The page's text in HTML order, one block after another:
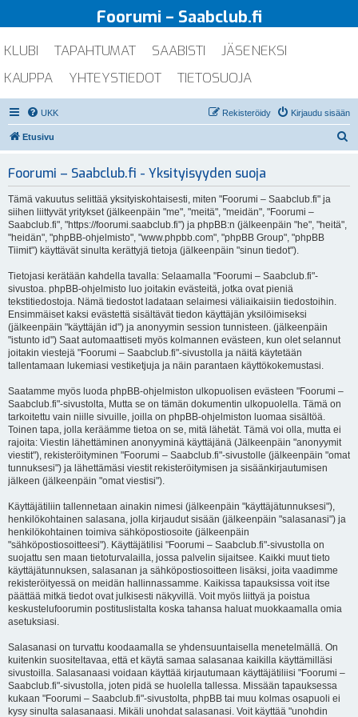
Foorumi – Saabclub.fi
KLUBI TAPAHTUMAT SAABISTI
JÄSENEKSI
KAUPPA
YHTEYSTIEDOT TIETOSUOJA
UKK Kirjaudu sisään
Rekisteröidy
Etusivu
Foorumi – Saabclub.fi - Yksityisyyden suoja
Tämä vakuutus selittää yksityiskohtaisesti, miten "Foorumi – Saabclub.fi" ja
siihen liittyvät yritykset (jälkeenpäin "me", "meitä", "meidän", "Foorumi –
Saabclub.fi", "https://foorumi.saabclub.fi") ja phpBB:n (jälkeenpäin "he", "heitä",
"heidän", "phpBB-ohjelmisto", "www.phpbb.com", "phpBB Group", "phpBB
Tiimit") käyttävät sinulta kerättyjä tietoja (jälkeenpäin "sinun tiedot").
Tietojasi kerätään kahdella tavalla: Selaamalla "Foorumi – Saabclub.fi"-
sivustoa. phpBB-ohjelmisto luo joitakin evästeitä, jotka ovat pieniä
tekstitiedostoja. Nämä tiedostot ladataan selaimesi väliaikaisiin tiedostoihin.
Ensimmäiset kaksi evästettä sisältävät tiedon käyttäjän yksilöimiseksi
(jälkeenpäin "käyttäjän id") ja anonyymin session tunnisteen. (jälkeenpäin
"istunto id") Saat automaattiseti myös kolmannen evästeen, kun olet selannut
joitakin viestejä "Foorumi – Saabclub.fi"-sivustolla ja näitä käytetään
tallentamaan lukemiasi vestiketjuja ja näin parantaen käyttökokemustasi.
Saatamme myös luoda phpBB-ohjelmiston ulkopuolisen evästeen "Foorumi –
Saabclub.fi"-sivustolta, Mutta se on tämän dokumentin ulkopuolella. Tämä on
tarkoitettu vain niille sivuille, joilla on phpBB-ohjelmiston luomaa sisältöä.
Toinen tapa, jolla keräämme tietoa on se, mitä lähetät. Tämä voi olla, mutta ei
rajoita: Viestin lähettäminen anonyyminä käyttäjänä (Jälkeenpäin "anonyymit
viestit"), rekisteröityminen "Foorumi – Saabclub.fi"-sivustolle (jälkeenpäin "omat
tunnuksesi") ja lähettämäsi viestit rekisteröitymisen ja sisäänkirjautumisen
jälkeen (jälkeenpäin "omat viestisi").
Käyttäjätiliin tallennetaan ainakin nimesi (jälkeenpäin "käyttäjätunnuksesi"),
henkilökohtainen salasana, jolla kirjaudut sisään (jälkeenpäin "salasanasi") ja
henkilökohtainen toimiva sähköpostiosoite (jälkeenpäin
"sähköpostiosoitteesi"). Käyttäjätilisi "Foorumi – Saabclub.fi"-sivustolla on
suojattu sen maan tietoturvalailla, jossa palvelin sijaitsee. Kaikki muut tieto
käyttäjätunnuksen, salasanan ja sähköpostiosoitteen lisäksi, joita vaadimme
rekisteröityessä on meidän hallinnassamme. Kaikissa tapauksissa voit itse
päättää mitkä tiedot ovat julkisesti näkyvillä. Voit myös liittyä ja poistua
keskustelufoorumin postituslistalta koska tahansa haluat muokkaamalla omia
asetuksiasi.
Salasanasi on turvattu koodaamalla se yhdensuuntaisella menetelmällä. On
kuitenkin suositeltavaa, että et käytä samaa salasanaa kaikilla käyttämilläsi
sivustoilla. Salasanaasi voidaan käyttää kirjautumaan käyttäjätiliisi "Foorumi –
Saabclub.fi"-sivustolla, joten pidä se huolella tallessa. Missään tapauksessa
kukaan "Foorumi – Saabclub.fi"-sivustolta, phpBB tai muu kolmas osapuoli ei
kysy sinulta salasanaasi. Mikäli unohdat salasanasi. Voit käyttää "unohdin